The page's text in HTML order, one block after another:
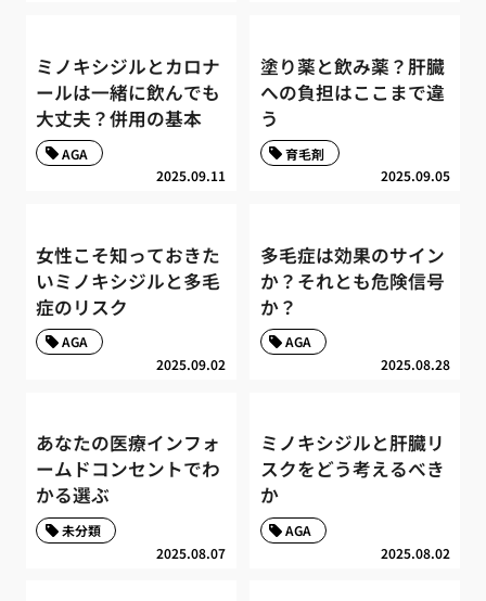
ミノキシジルとカロナ
ールは一緒に飲んでも
大丈夫？併用の基本
2025.09.11
AGA
塗り薬と飲み薬？肝臓
への負担はここまで違
う
2025.09.05
育毛剤
女性こそ知っておきた
いミノキシジルと多毛
症のリスク
2025.09.02
AGA
多毛症は効果のサイン
か？それとも危険信号
か？
2025.08.28
AGA
あなたの医療インフォ
ームドコンセントでわ
かる選ぶ
2025.08.07
未分類
ミノキシジルと肝臓リ
スクをどう考えるべき
か
2025.08.02
AGA